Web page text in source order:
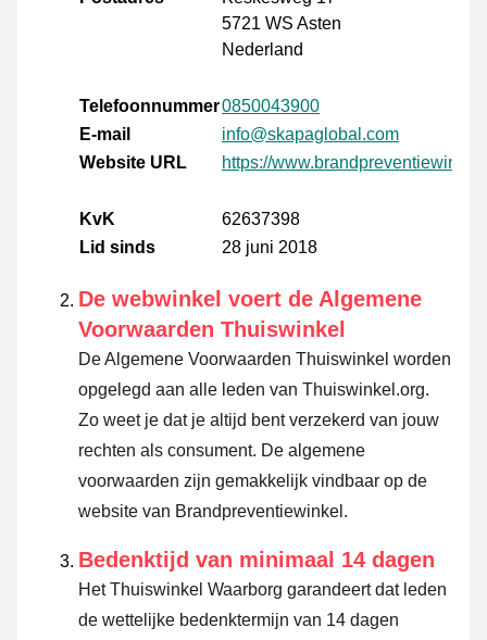
5721 WS Asten
Nederland
Telefoonnummer0850043900
E-mail
info@skapaglobal.com
Website URL
https://
KvK
62637398
Lid sinds
28 juni 2018
De webwinkel voert de Algemene
Voorwaarden Thuiswinkel
De Algemene Voorwaarden Thuiswinkel worden
opgelegd aan alle leden van Thuiswinkel.org.
Zo weet je dat je altijd bent verzekerd van jouw
rechten als consument. De algemene
voorwaarden zijn gemakkelijk vindbaar op de
website van Brandpreventiewinkel.
Bedenktijd van minimaal 14 dagen
Het Thuiswinkel Waarborg garandeert dat leden
de wettelijke bedenktermijn van 14 dagen